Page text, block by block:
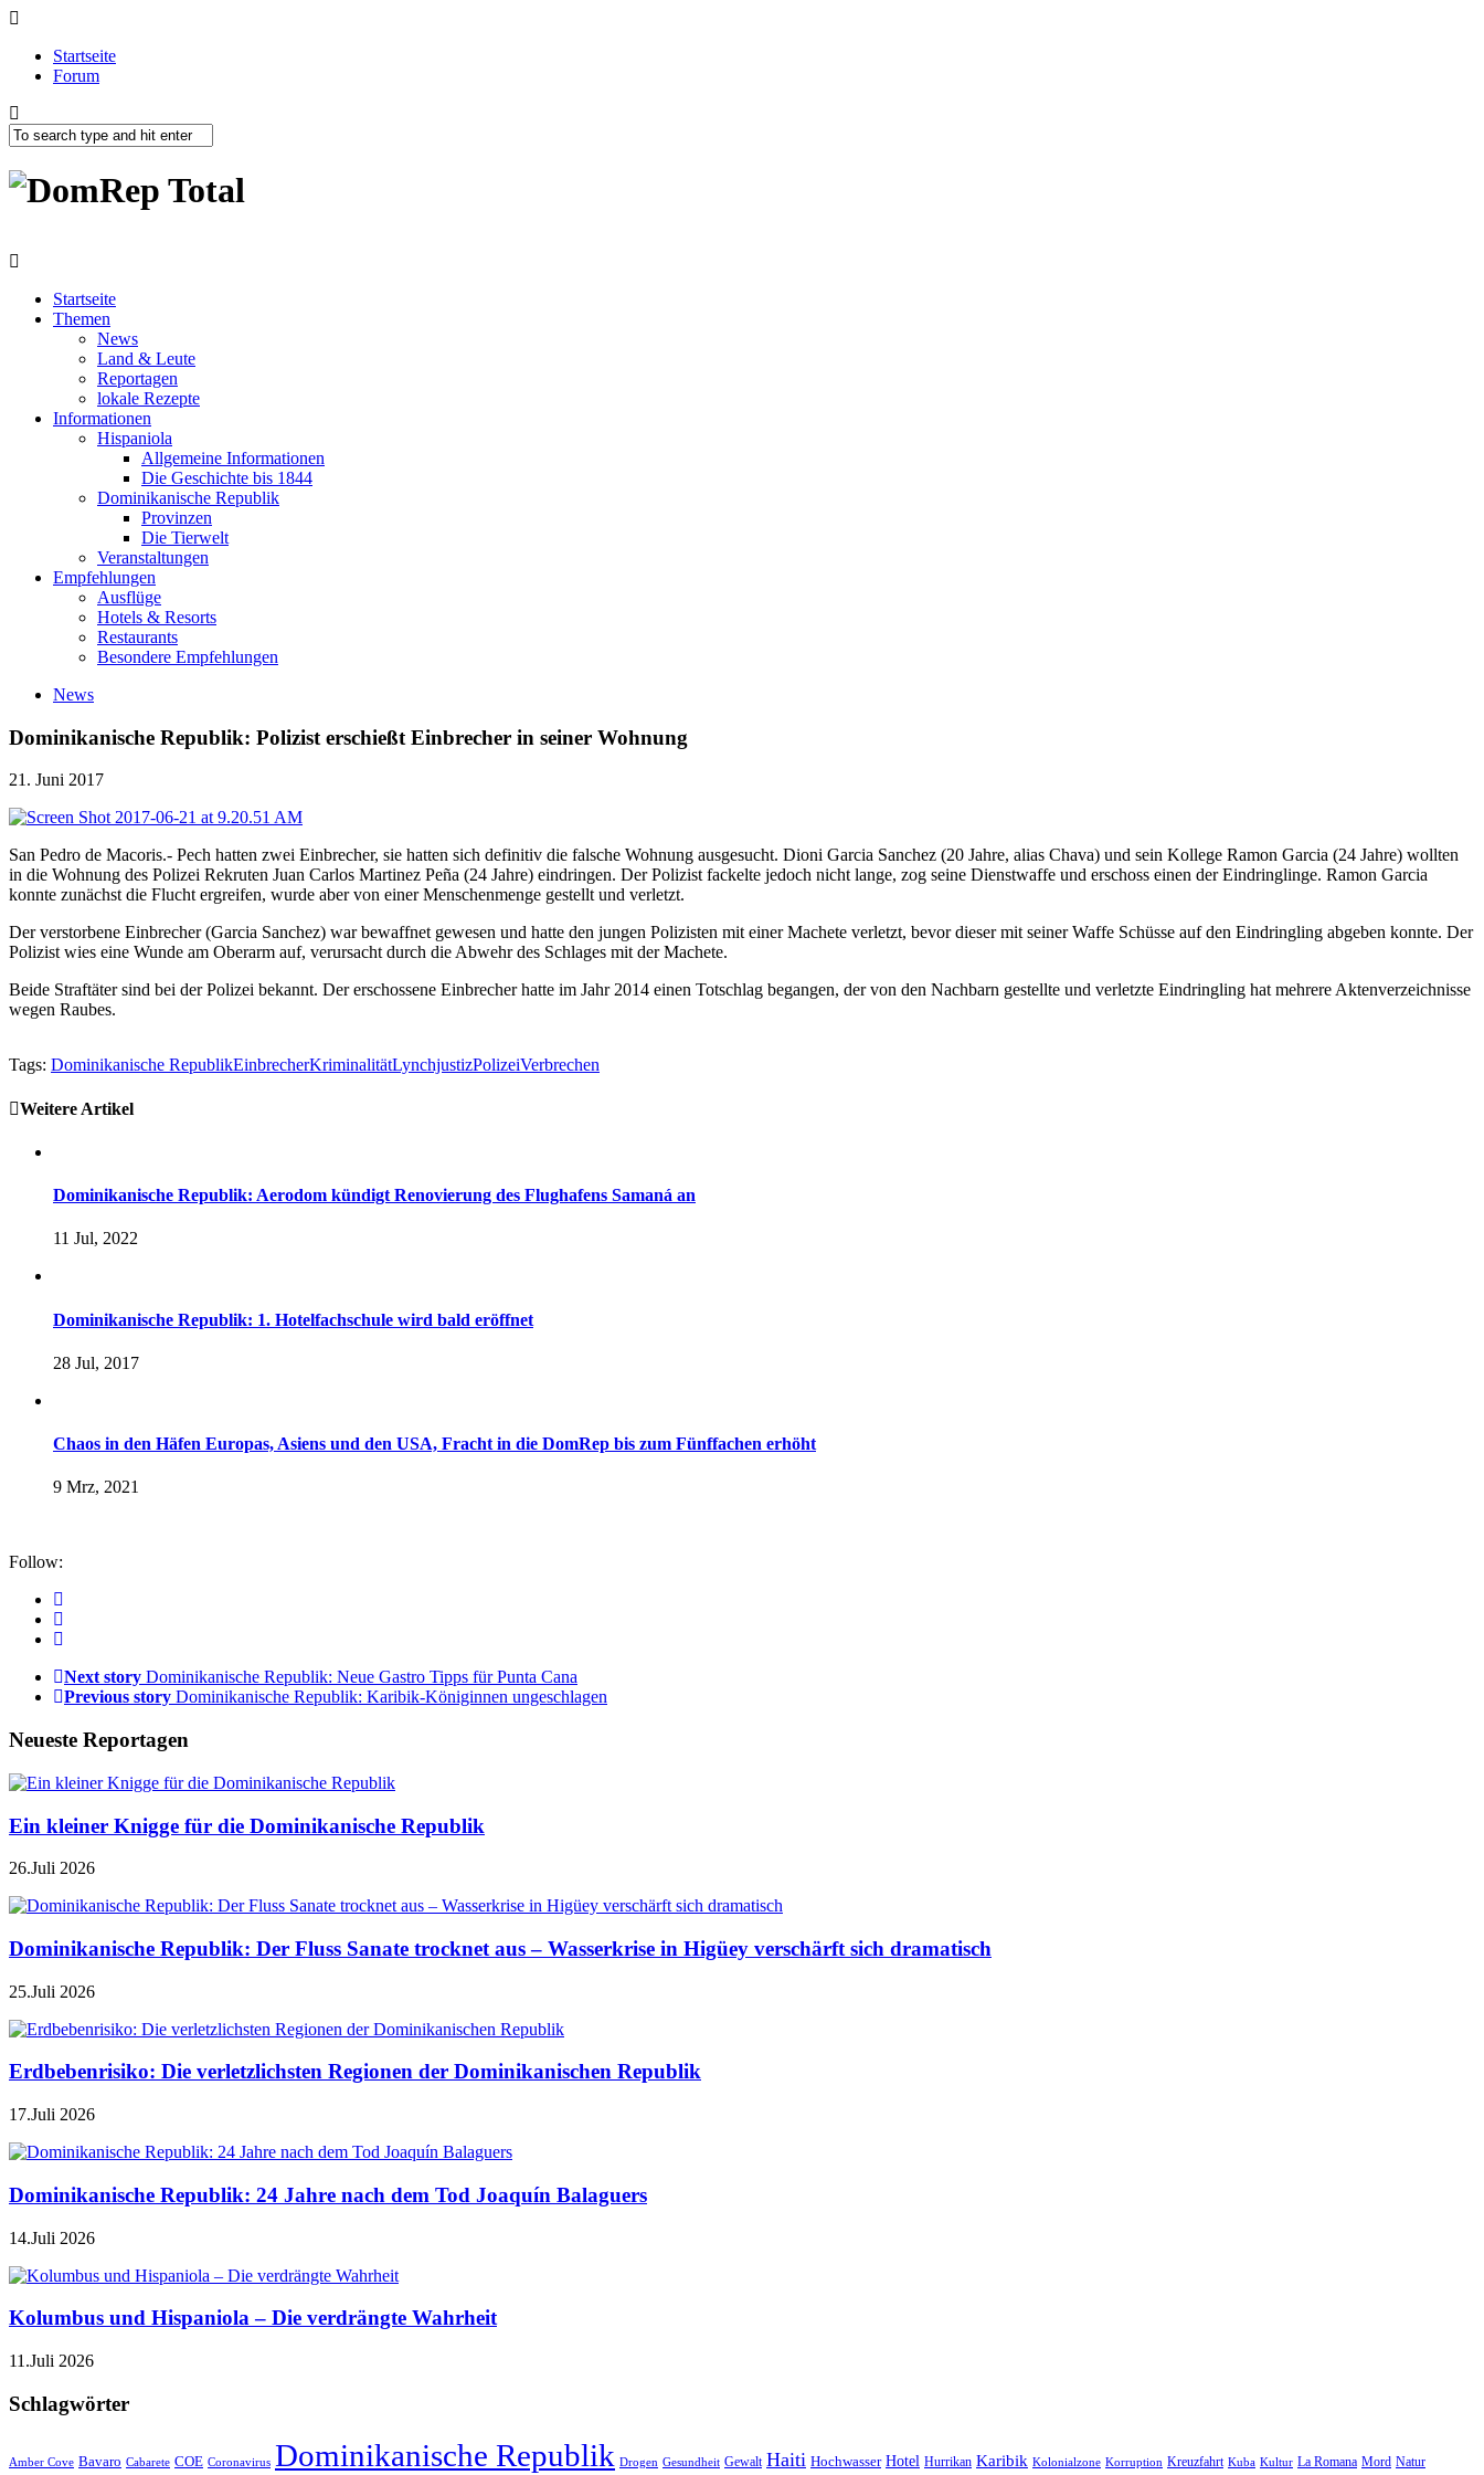
Startseite
Forum
Startseite
Themen
News
Land & Leute
Reportagen
lokale Rezepte
Informationen
Hispaniola
Allgemeine Informationen
Die Geschichte bis 1844
Dominikanische Republik
Provinzen
Die Tierwelt
Veranstaltungen
Empfehlungen
Ausflüge
Hotels & Resorts
Restaurants
Besondere Empfehlungen
News
Dominikanische Republik: Polizist erschießt Einbrecher in seiner Wohnung
21. Juni 2017
San Pedro de Macoris.- Pech hatten zwei Einbrecher, sie hatten sich definitiv die falsche Wohnung ausgesucht. Dioni Garcia Sanchez (20 Jahre, alias Chava) und sein Kollege Ramon Garcia (24 Jahre) wollten
in die Wohnung des Polizei Rekruten Juan Carlos Martinez Peña (24 Jahre) eindringen. Der Polizist fackelte jedoch nicht lange, zog seine Dienstwaffe und erschoss einen der Eindringlinge. Ramon Garcia
konnte zunächst die Flucht ergreifen, wurde aber von einer Menschenmenge gestellt und verletzt.
Der verstorbene Einbrecher (Garcia Sanchez) war bewaffnet gewesen und hatte den jungen Polizisten mit einer Machete verletzt, bevor dieser mit seiner Waffe Schüsse auf den Eindringling abgeben konnte. Der
Polizist wies eine Wunde am Oberarm auf, verursacht durch die Abwehr des Schlages mit der Machete.
Beide Straftäter sind bei der Polizei bekannt. Der erschossene Einbrecher hatte im Jahr 2014 einen Totschlag begangen, der von den Nachbarn gestellte und verletzte Eindringling hat mehrere Aktenverzeichnisse
wegen Raubes.
Tags: Dominikanische RepublikEinbrecherKriminalitätLynchjustizPolizeiVerbrechen
Weitere Artikel
Dominikanische Republik: Aerodom kündigt Renovierung des Flughafens Samaná an
11 Jul, 2022
Dominikanische Republik: 1. Hotelfachschule wird bald eröffnet
28 Jul, 2017
Chaos in den Häfen Europas, Asiens und den USA, Fracht in die DomRep bis zum Fünffachen erhöht
9 Mrz, 2021
Follow:
Next story Dominikanische Republik: Neue Gastro Tipps für Punta Cana
Previous story Dominikanische Republik: Karibik-Königinnen ungeschlagen
Neueste Reportagen
Ein kleiner Knigge für die Dominikanische Republik
26.Juli 2026
Dominikanische Republik: Der Fluss Sanate trocknet aus – Wasserkrise in Higüey verschärft sich dramatisch
25.Juli 2026
Erdbebenrisiko: Die verletzlichsten Regionen der Dominikanischen Republik
17.Juli 2026
Dominikanische Republik: 24 Jahre nach dem Tod Joaquín Balaguers
14.Juli 2026
Kolumbus und Hispaniola – Die verdrängte Wahrheit
11.Juli 2026
Schlagwörter
Amber Cove Bavaro Cabarete COE Coronavirus Dominikanische Republik Drogen Gesundheit Gewalt Haiti Hochwasser Hotel Hurrikan Karibik Kolonialzone Korruption Kreuzfahrt Kuba Kultur La Romana Mord Natur